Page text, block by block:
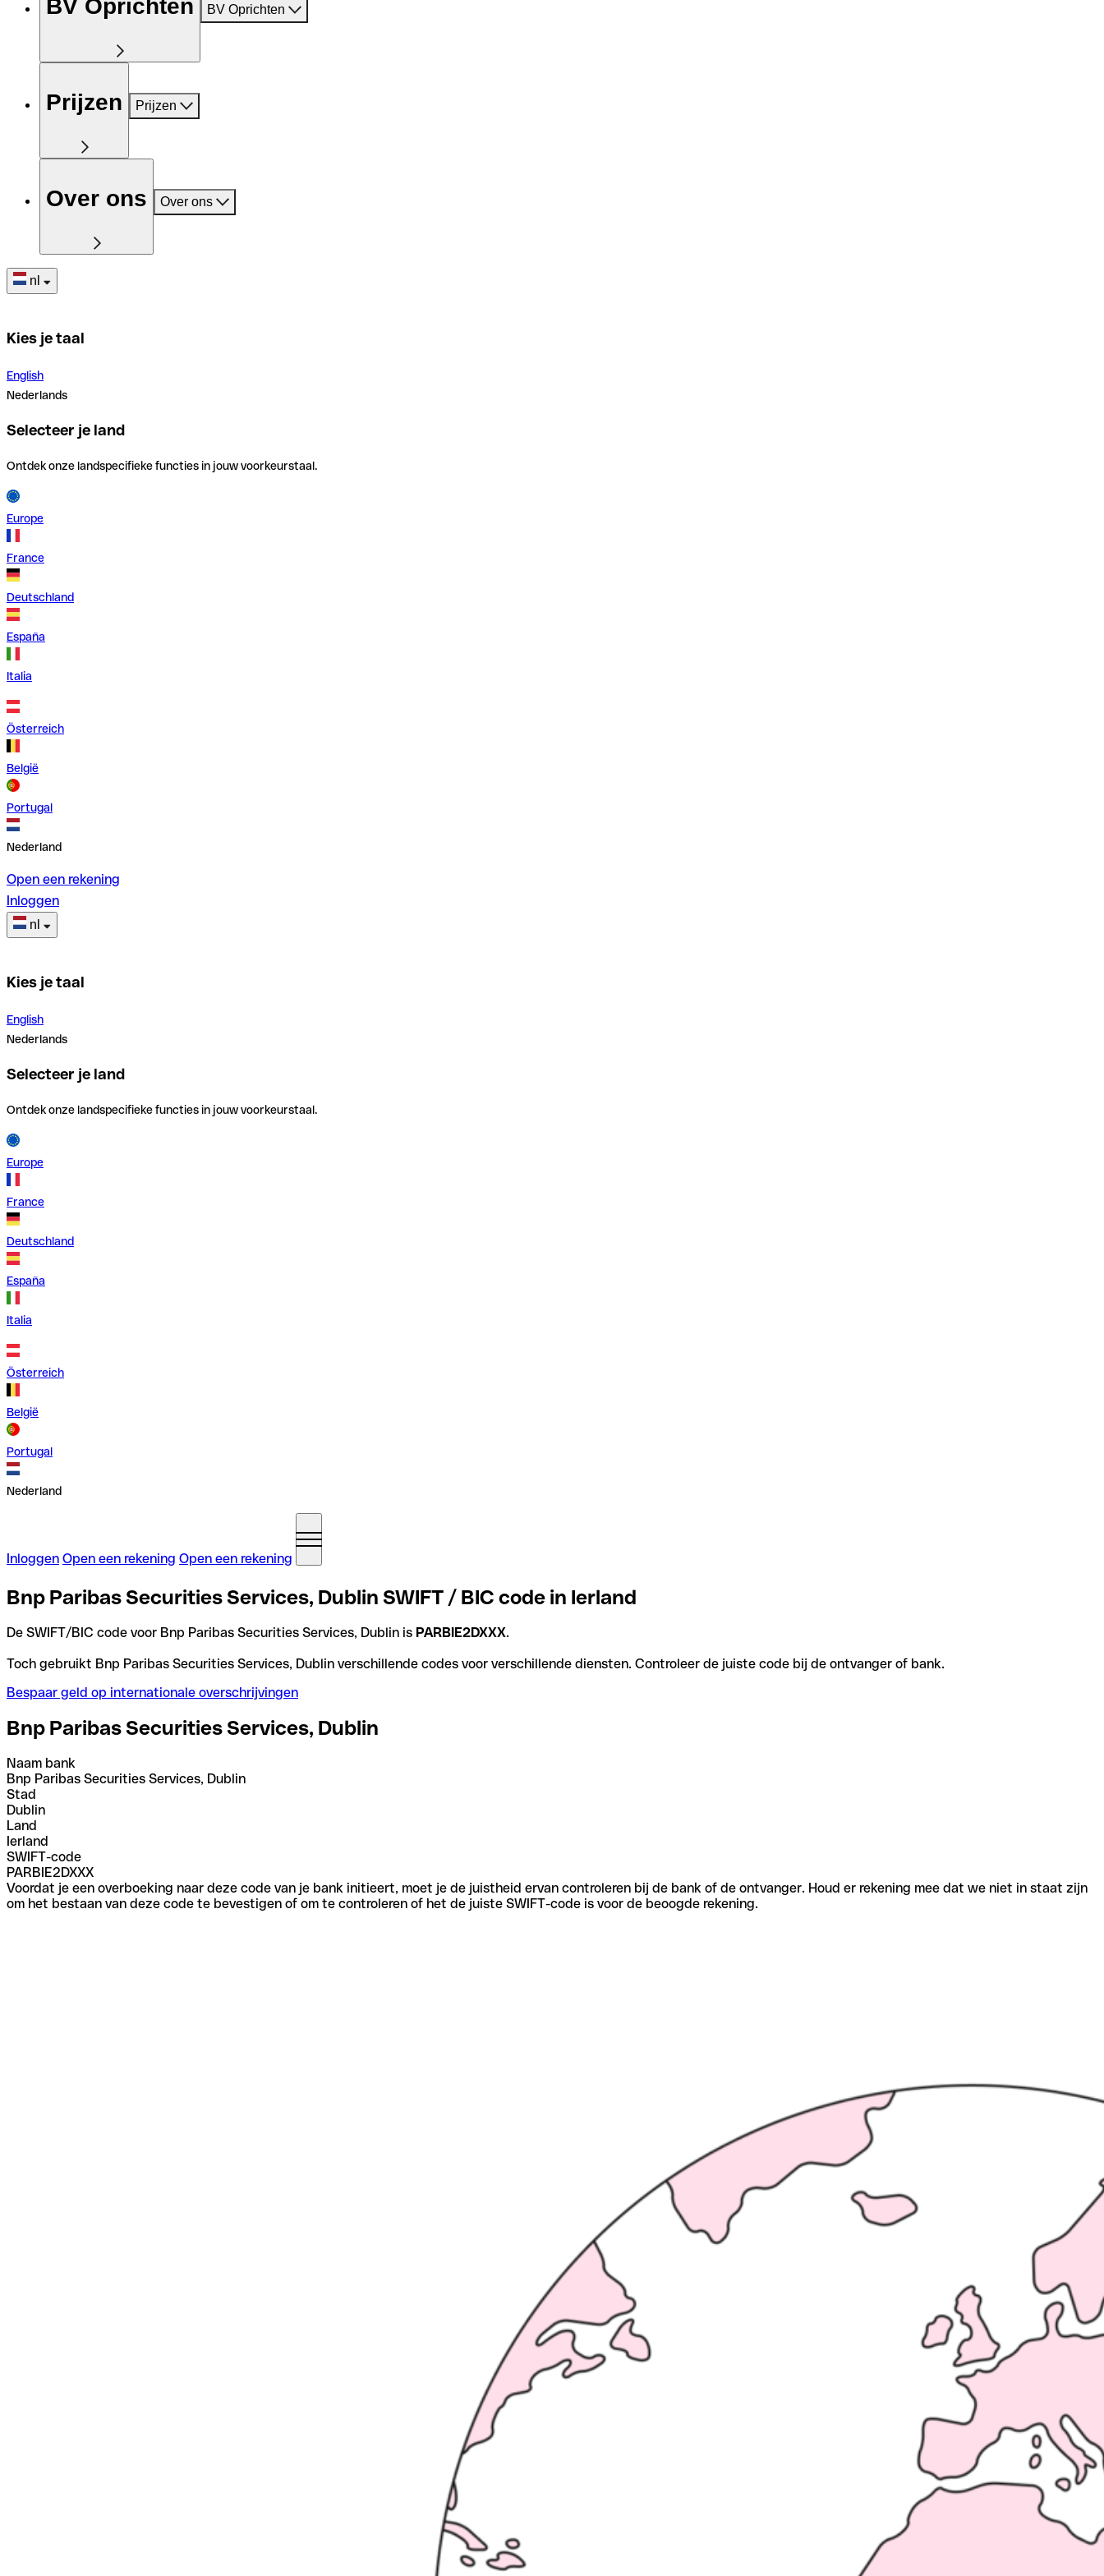
BV Oprichten BV Oprichten
Prijzen Prijzen
Over ons Over ons
nl
Kies je taal
English
Nederlands
Selecteer je land
Ontdek onze landspecifieke functies in jouw voorkeurstaal.
Europe
France
Deutschland
España
Italia
Österreich
België
Portugal
Nederland
Open een rekening
Inloggen
nl
Kies je taal
English
Nederlands
Selecteer je land
Ontdek onze landspecifieke functies in jouw voorkeurstaal.
Europe
France
Deutschland
España
Italia
Österreich
België
Portugal
Nederland
Inloggen Open een rekening Open een rekening
Bnp Paribas Securities Services, Dublin SWIFT / BIC code in Ierland
De SWIFT/BIC code voor Bnp Paribas Securities Services, Dublin is PARBIE2DXXX.
Toch gebruikt Bnp Paribas Securities Services, Dublin verschillende codes voor verschillende diensten. Controleer de juiste code bij de ontvanger of bank.
Bespaar geld op internationale overschrijvingen
Bnp Paribas Securities Services, Dublin
Naam bank
Bnp Paribas Securities Services, Dublin
Stad
Dublin
Land
Ierland
SWIFT-code
PARBIE2DXXX
Voordat je een overboeking naar deze code van je bank initieert, moet je de juistheid ervan controleren bij de bank of de ontvanger. Houd er rekening mee dat we niet in staat zijn
om het bestaan van deze code te bevestigen of om te controleren of het de juiste SWIFT-code is voor de beoogde rekening.